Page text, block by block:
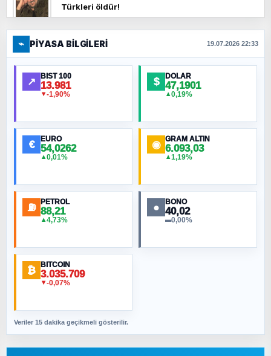
Türkleri öldür!
FERHAT BÜYÜKKALKAN
Ankara Zirvesi: NATO Toplantısı mı, Yeni
Ortadoğu Haritasının Provası mı?
MURAT ÖZKAN
NURETTIN BÖLÜK
ORHAN KILIÇOĞLU
Fahişeye beyinli bir müstevli alçağına
SAVAŞ ŞAHİN
⌁ PIYASA BILGILERI 19.07.2026 22:33
↗ BIST 100
13.981
▼-1,90%
$ DOLAR
47,1901
▲0,19%
€ EURO
54,0262
▲0,01%
◉ GRAM ALTIN
6.093,03
▲1,19%
⛽ PETROL
88,21
▲4,73%
● BONO
40,02
▬0,00%
₿ BITCOIN
3.035.709
▼-0,07%
Veriler 15 dakika geçikmeli gösterilir.